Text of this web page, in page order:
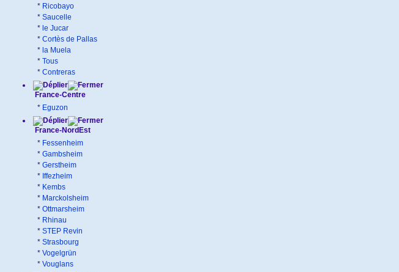
* Ricobayo
* Saucelle
* le Jucar
* Cortès de Pallas
* la Muela
* Tous
* Contreras
France-Centre
* Eguzon
France-NordEst
* Fessenheim
* Gambsheim
* Gerstheim
* Iffezheim
* Kembs
* Marckolsheim
* Ottmarsheim
* Rhinau
* STEP Revin
* Strasbourg
* Vogelgrün
* Vouglans